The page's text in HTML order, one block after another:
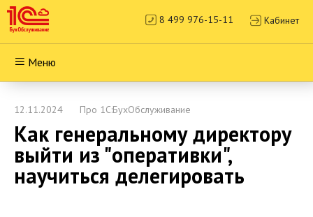
8 499 976-15-11 Кабинет
Меню
12.11.2024 Про 1С:БухОбслуживание
Как генеральному директору
выйти из "оперативки",
научиться делегировать